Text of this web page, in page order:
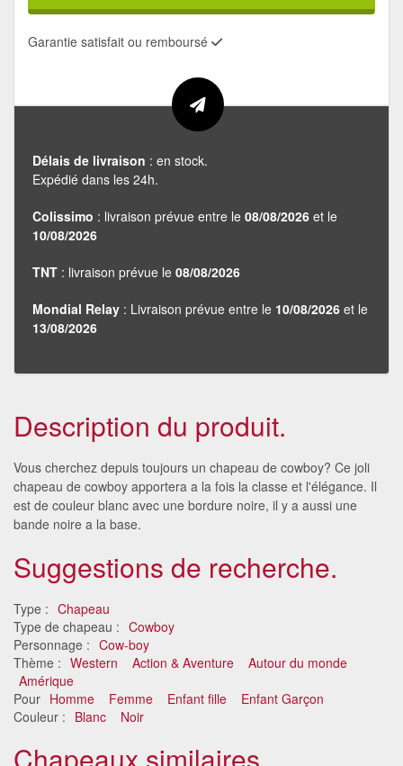
Garantie satisfait ou remboursé
Délais de livraison : en stock.
Expédié dans les 24h.
Colissimo : livraison prévue entre le 08/08/2026 et le
10/08/2026
TNT : livraison prévue le 08/08/2026
Mondial Relay : Livraison prévue entre le 10/08/2026 et le
13/08/2026
Description du produit.
Vous cherchez depuis toujours un chapeau de cowboy? Ce joli
chapeau de cowboy apportera a la fois la classe et l'élégance. Il
est de couleur blanc avec une bordure noire, il y a aussi une
bande noire a la base.
Suggestions de recherche.
Type : Chapeau
Type de chapeau : Cowboy
Personnage : Cow-boy
Thème : Western Action & Aventure
Autour du monde
Amérique
Pour Homme Femme Enfant fille
Enfant Garçon
Couleur : Blanc Noir
Chapeaux similaires